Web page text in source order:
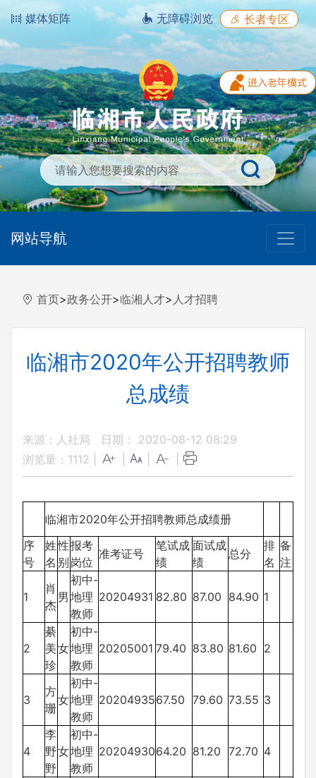
媒体矩阵 无障碍浏览 长者专区
网站导航
首页>政务公开>临湘人才> 人才招聘
临湘市2020年公开招聘教师
总成绩
来源：人社局
日期： 2020-08-12 08:29
浏览量： 1112
临湘市2020年公开招聘教师总成绩册
序
号
姓
名
性
别
报考
岗位
准考证号
笔试成
绩
面试成
绩
总分
排
名
备
注
1
肖
杰
男
初中-
地理
教师
20204931 82.80 87.00 84.90 1
2
綦
美
珍
女
初中-
地理
教师
20205001 79.40 83.80 81.60 2
3
方
珊
女
初中-
地理
教师
2020493567.50 79.60 73.55 3
4
李
野
野
女
初中-
地理
教师
2020493064.20 81.20 72.70 4